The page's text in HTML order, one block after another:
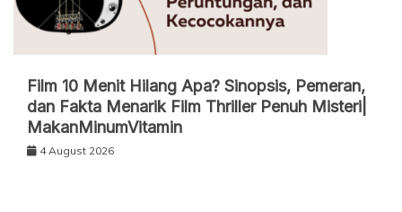
Film 10 Menit Hilang Apa? Sinopsis, Pemeran,
dan Fakta Menarik Film Thriller Penuh Misteri|
MakanMinumVitamin
4 August 2026